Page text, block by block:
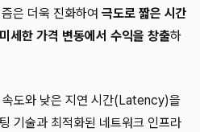
은 더욱 진화하여 극도로 짧은 시간
세한 가격 변동에서 수익을 창출하
속도와 낮은 지연 시간(Latency)을
기술과 최적화된 네트워크 인프라